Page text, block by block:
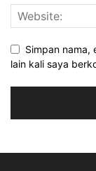
Simpan nama,
lain kali saya